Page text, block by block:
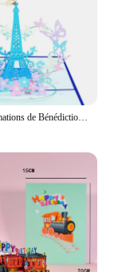
Carte d'Informations de Bénédiction Personnalisée en 3D, Tour Eiffel et Papillon, Pop-up, Imprimé en Couleur, Cadeau d'Anniversaire, 1 Pièce